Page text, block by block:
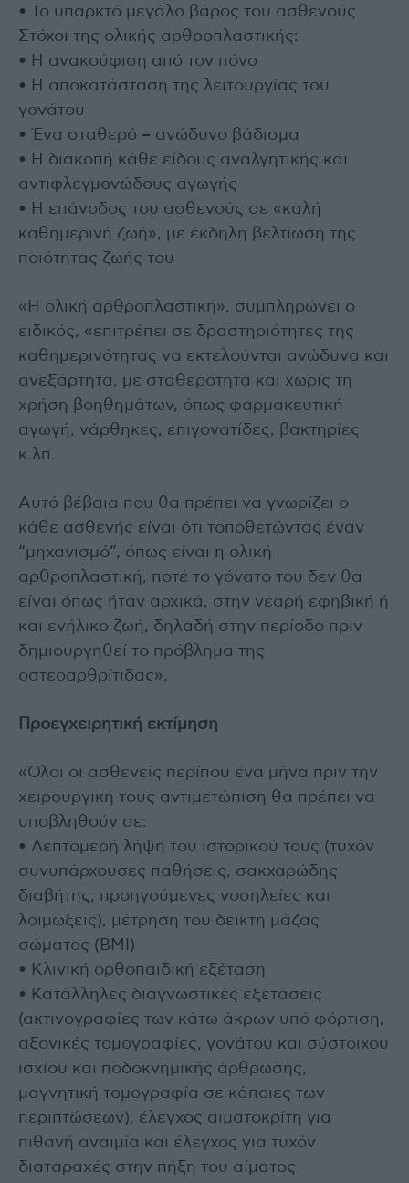
• Το υπαρκτό μεγάλο βάρος του ασθενούς
Στόχοι της ολικής αρθροπλαστικής:
• Η ανακούφιση από τον πόνο
• Η αποκατάσταση της λειτουργίας του
γονάτου
• Ένα σταθερό – ανώδυνο βάδισμα
• Η διακοπή κάθε είδους αναλγητικής και
αντιφλεγμονώδους αγωγής
• Η επάνοδος του ασθενούς σε «καλή
καθημερινή ζωή», με έκδηλη βελτίωση της
ποιότητας ζωής του
«Η ολική αρθροπλαστική», συμπληρώνει ο
ειδικός, «επιτρέπει σε δραστηριότητες της
καθημερινότητας να εκτελούνται ανώδυνα και
ανεξάρτητα, με σταθερότητα και χωρίς τη
χρήση βοηθημάτων, όπως φαρμακευτική
αγωγή, νάρθηκες, επιγονατίδες, βακτηρίες
κ.λπ.
Αυτό βέβαια που θα πρέπει να γνωρίζει ο
κάθε ασθενής είναι ότι τοποθετώντας έναν
“μηχανισμό”, όπως είναι η ολική
αρθροπλαστική, ποτέ το γόνατο του δεν θα
είναι όπως ήταν αρχικά, στην νεαρή εφηβική ή
και ενήλικο ζωή, δηλαδή στην περίοδο πριν
δημιουργηθεί το πρόβλημα της
οστεοαρθρίτιδας».
Προεγχειρητική εκτίμηση
«Όλοι οι ασθενείς περίπου ένα μήνα πριν την
χειρουργική τους αντιμετώπιση θα πρέπει να
υποβληθούν σε:
• Λεπτομερή λήψη του ιστορικού τους (τυχόν
συνυπάρχουσες παθήσεις, σακχαρώδης
διαβήτης, προηγούμενες νοσηλείες και
λοιμώξεις), μέτρηση του δείκτη μάζας
σώματος (BMI)
• Κλινική ορθοπαιδική εξέταση
• Κατάλληλες διαγνωστικές εξετάσεις
(ακτινογραφίες των κάτω άκρων υπό φόρτιση,
αξονικές τομογραφίες, γονάτου και σύστοιχου
ισχίου και ποδοκνημικής άρθρωσης,
μαγνητική τομογραφία σε κάποιες των
περιπτώσεων), έλεγχος αιματοκρίτη για
πιθανή αναιμία και έλεγχος για τυχόν
διαταραχές στην πήξη του αίματος